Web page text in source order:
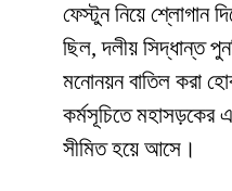
ফেস্টুন নিয়ে শ্লোগান
ছিল, দলীয় সিদ্ধান্ত
মনোনয়ন বাতিল করা
কর্মসূচিতে মহাসড়কের
সীমিত হয়ে আসে।